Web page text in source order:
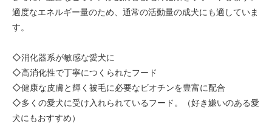
適度なエネルギー量のため、通常の活動量の成犬にも適していま
す。
◇消化器系が敏感な愛犬に
◇高消化性で丁寧につくられたフード
◇健康な皮膚と輝く被毛に必要なビオチンを豊富に配合
◇多くの愛犬に受け入れられているフード。（好き嫌いのある愛
犬にもおすすめ）